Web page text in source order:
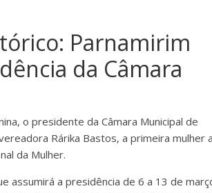
Parnamirim
da Câmara
o presidente da Câmara Municipal de
Rárika Bastos, a primeira mulher a
da Mulher.
assumirá a presidência de 6 a 13 de